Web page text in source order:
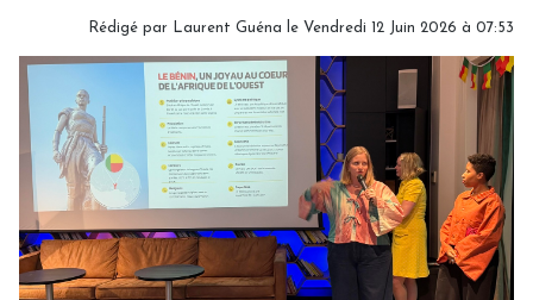
Rédigé par Laurent Guéna le Vendredi 12 Juin 2026 à 07:53